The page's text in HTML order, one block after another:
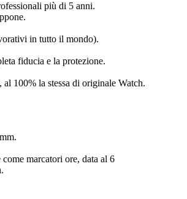
più di 5 anni.
in tutto il mondo).
fiducia e la protezione.
100% la stessa di originale Watch.
marcatori ore, data al 6